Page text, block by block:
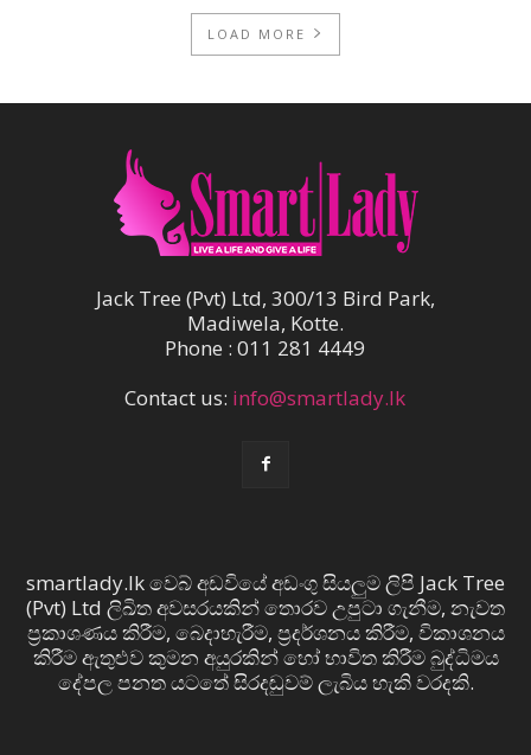
LOAD MORE
Jack Tree (Pvt) Ltd, 300/13 Bird Park,
Madiwela, Kotte.
Phone : 011 281 4449
Contact us: info@smartlady.lk
smartlady.lk වෙබ් අඩවියේ අඩංගු සියලුම ලිපි Jack Tree
(Pvt) Ltd ලිඛිත අවසරයකින් තොරව උපුටා ගැනීම, නැවත
ප්‍රකාශණය කිරීම, බෙදාහැරීම, ප්‍රදර්ශනය කිරීම, විකාශනය
කිරීම ඇතුළුව කුමන අයුරකින් හෝ භාවිත කිරීම බුද්ධිමය
දේපල පනත යටතේ සිරදඬුවම් ලැබිය හැකි වරදකි.